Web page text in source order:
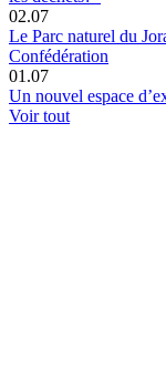
02.07
Le Parc naturel du
Confédération
01.07
Un nouvel espace
Voir tout